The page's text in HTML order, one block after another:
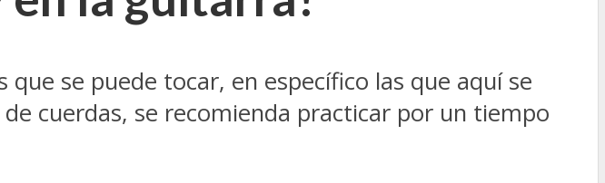
se puede tocar, en específico las que aquí se
cuerdas, se recomienda practicar por un tiempo